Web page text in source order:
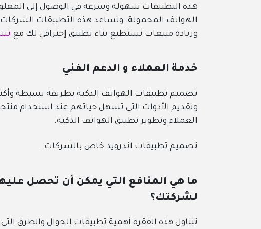
هذه التطبيقات سهولة وسرعة في الوصول إلى
الهواتف المحمولة. وتساعد هذه التطبيقات
وزيادة مبيعات نستطيع بناء تطبيق إحترافي لك مع
خدمة العملاء و الدعم الفني
تصميم تطبيقات الهواتف الذكية بطريقة بسيطة
وتقديم الأدوات التي تسهل حياتهم عند استخدام
العملاء وتطوير تطبيق الهواتف الذكية.
تصميم تطبيقات اندرويد خاص بالشركات.
ما هي المنافع التي يمكن أن تحصل
لشركتك؟
تتناول هذه الفقرة أهمية تطبيقات الجوال والطرق